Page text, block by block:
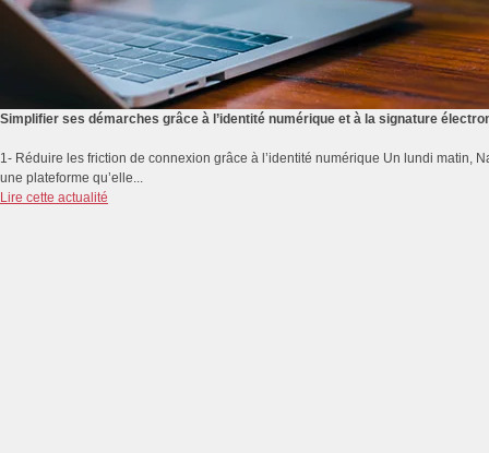
Simplifier ses démarches grâce à l’identité numérique et à la signature
1- Réduire les friction de connexion grâce à l’identité numérique Un lundi matin,
une plateforme qu’elle...
Lire cette actualité